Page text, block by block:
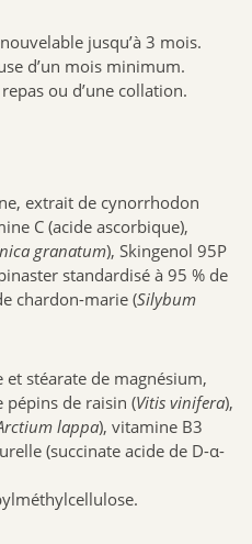
jusqu’à 3 mois.
d’un mois minimum.
ou d’une collation.
extrait de cynorrhodon
C (acide ascorbique),
granatum), Skingenol 95P
standardisé à 95 % de
chardon-marie (Silybum
stéarate de magnésium,
pépins de raisin (Vitis vinifera),
lappa), vitamine B3
(succinate acide de D-α-